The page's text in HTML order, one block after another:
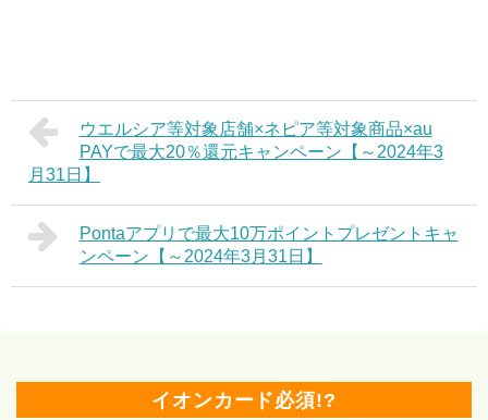
ウエルシア等対象店舗×ネピア等対象商品×au
PAYで最大20％還元キャンペーン【～2024年3
月31日】
Pontaアプリで最大10万ポイントプレゼントキャ
ンペーン【～2024年3月31日】
イオンカード必須!?